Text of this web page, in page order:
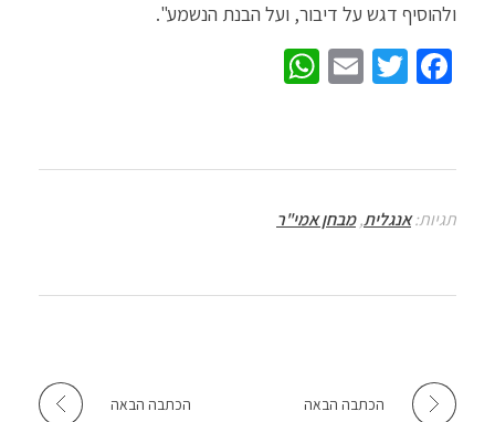
ולהוסיף דגש על דיבור, ועל הבנת הנשמע".
Fa
o
o
k
T
er
E
sA
p
p
תגיות:אנגלית,מבחן אמי"ר
הכתבה הבאה הכתבה הבאה